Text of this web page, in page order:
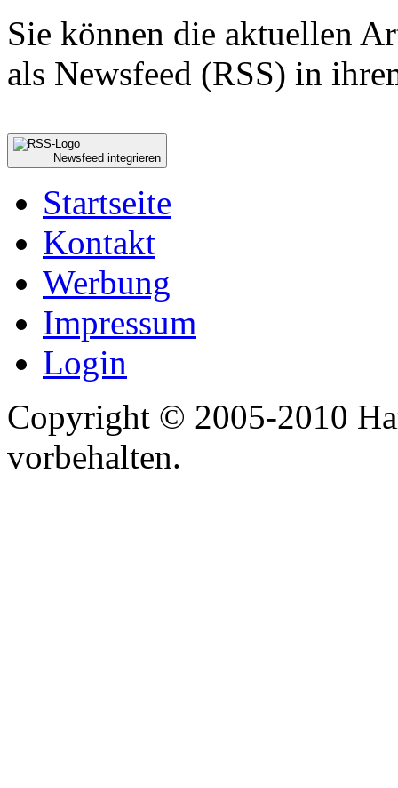
Sie können die aktuellen
als Newsfeed (RSS) in
Newsfeed integrieren
Startseite
Kontakt
Werbung
Impressum
Login
Copyright © 2005-2010
vorbehalten.